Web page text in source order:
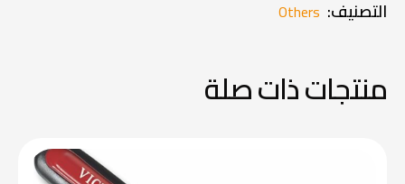
التصنيف: Others
منتجات ذات صلة